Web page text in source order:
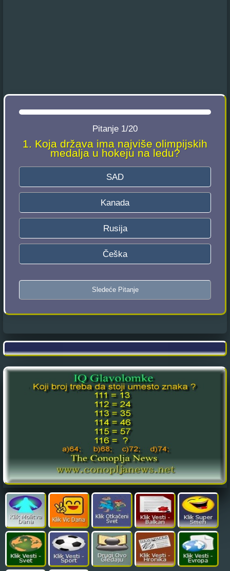
Pitanje 1/20
1. Koja država ima najviše olimpijskih
medalja u hokeju na ledu?
SAD
Kanada
Rusija
Češka
Sledeće Pitanje